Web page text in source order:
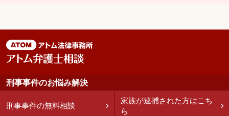
刑事事件のお悩み解決
刑事事件の無料相談
家族が逮捕された方はこち
ら